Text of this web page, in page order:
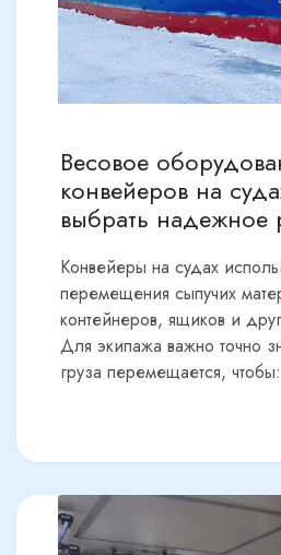
Весовое
конвейеров на
выбрать надежное
Конвейеры на судах
перемещения сыпучих
контейнеров, ящиков и
Для экипажа важно точно
груза перемещается, чтобы: